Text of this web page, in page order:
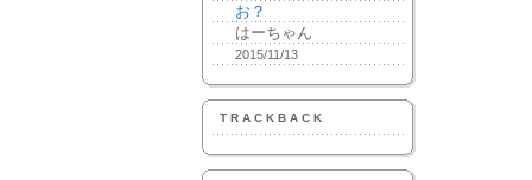
お？
はーちゃん
2015/11/13
TRACKBACK